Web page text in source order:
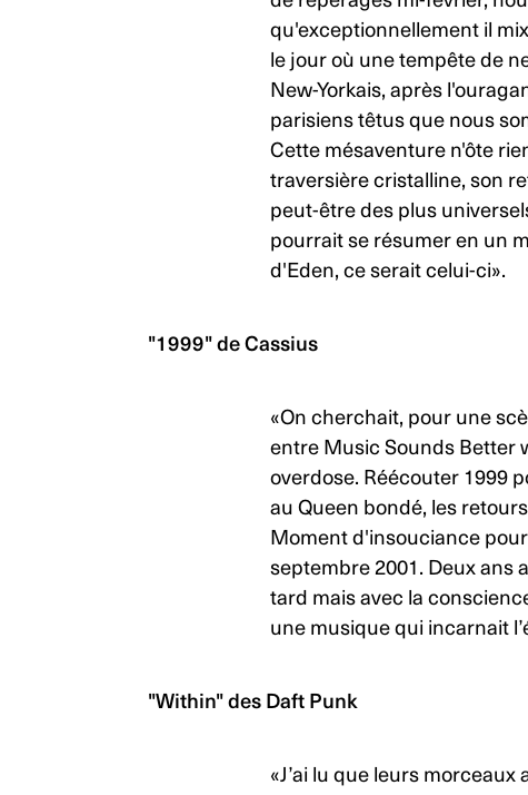
qu'exceptionnellement il
le jour où une tempête de
New-Yorkais, après
parisiens têtus que nous
Cette mésaventure n'ôte
traversière cristalline, son
peut-être des plus
pourrait se résumer en un
d'Eden, ce serait celui-ci».
"1999"de Cassius
«On cherchait, pour une
entre Music Sounds Better
overdose. Réécouter 1999
au Queen bondé, les
Moment d'insouciance pour
septembre 2001. Deux ans
tard mais avec la
une musique qui incarnait
"Within" des Daft Punk
«J’ai lu que leurs